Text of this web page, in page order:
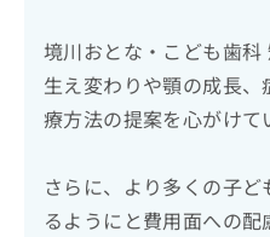
境川おとな・こども歯
生え変わりや顎の成長
療方法の提案を心がけて
さらに、より多くの子
るようにと費用面への